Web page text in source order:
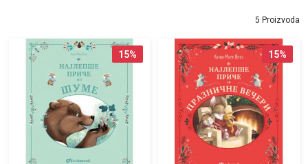
5 Proizvoda
15% 15%